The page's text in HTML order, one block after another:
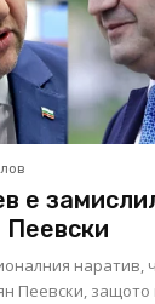
е
наратив,
Пеевски, защото